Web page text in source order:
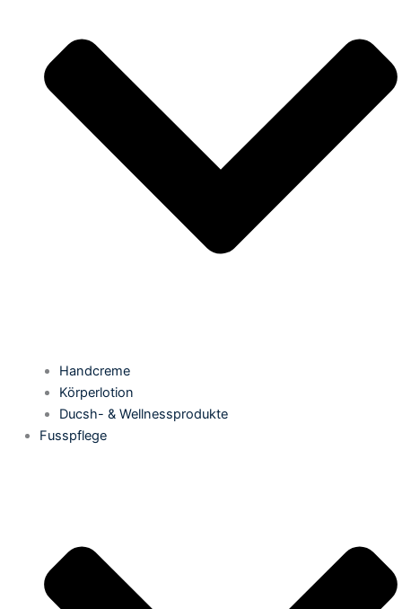
Handcreme
Körperlotion
Ducsh- & Wellnessprodukte
Fusspflege